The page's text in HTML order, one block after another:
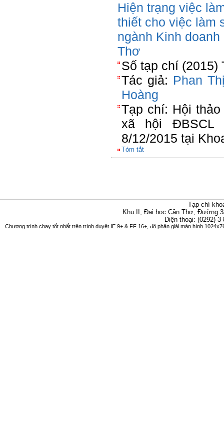
Hiện trạng việc
thiết cho việc làm
ngành Kinh
Thơ
Số tạp chí (2015)
Tác giả: Phan
Hoàng
Tạp chí: Hội
xã hội ĐBSCL
8/12/2015 tại
Tóm tắt
Tạp chí
Khu II, Đại học Cần Thơ, Đường
Điện thoại: (0292)
Chương trình chạy tốt nhất trên trình duyệt IE 9+ & FF 16+, độ phân giải màn hình